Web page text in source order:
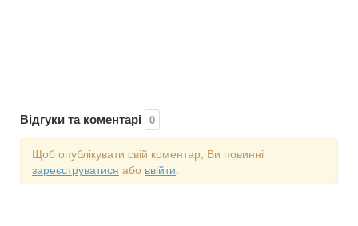
Відгуки та коментарі 0
Щоб опублікувати свій коментар, Ви повинні
зареєструватися або ввійти.